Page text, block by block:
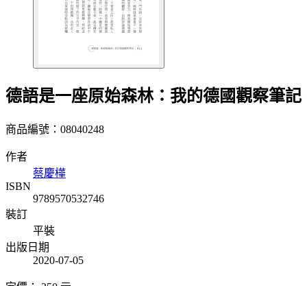
德語是一座原始森林：我的德國觀察筆記
商品編號：08040248
作者
蔡慶樺
ISBN
9789570532746
裝訂
平裝
出版日期
2020-07-05